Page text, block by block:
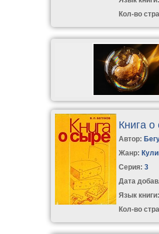
Кол-во
Книга о
Автор:
Жанр:
Серия:3
Дата
Язык книги:
Кол-во